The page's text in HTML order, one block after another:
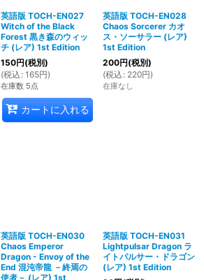
英語版 TOCH-EN027
Witch of the Black
Forest 黒き森のウィッ
チ (レア) 1st Edition
150円(税別)
(税込 : 165円)
在庫数 5点
カートに入れる
英語版 TOCH-EN028
Chaos Sorcerer カオ
ス・ソーサラー (レア)
1st Edition
200円(税別)
(税込 : 220円)
在庫なし
英語版 TOCH-EN030
Chaos Emperor
Dragon - Envoy of the
End 混沌帝龍 －終焉の
使者－ (レア) 1st
英語版 TOCH-EN031
Lightpulsar Dragon ラ
イトパルサー・ドラゴン
(レア) 1st Edition